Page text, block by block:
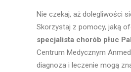
Nie czekaj, aż dolegliwości
Skorzystaj z pomocy, jaką
specjalista chorób płuc
Centrum Medycznym
diagnoza i leczenie mogą